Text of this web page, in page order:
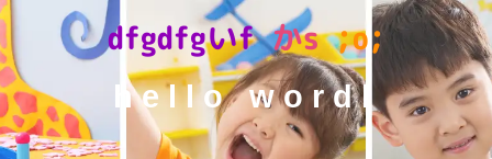
dfgdfgいf かs ;o;
hello wordl